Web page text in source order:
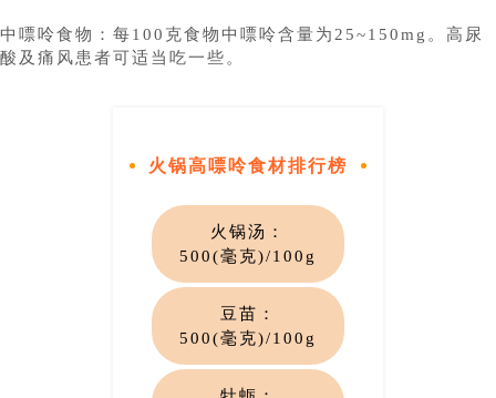
中嘌呤食物：每100克食物中嘌呤含量为25~150mg。高尿
酸及痛风患者可适当吃一些。
火锅高嘌呤食材排行榜
火锅汤 ：
500(毫克)/100g
豆苗 ：
500(毫克)/100g